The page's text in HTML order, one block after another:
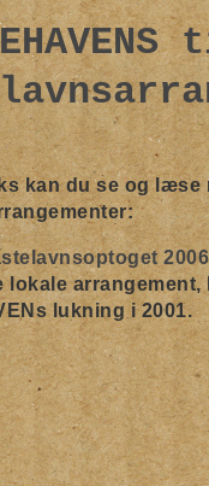
kan du se og læse
lokale
lukning i 2001.